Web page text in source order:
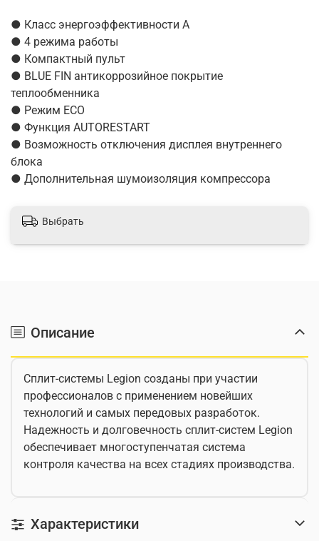
● Класс энергоэффективности A
● 4 режима работы
● Компактный пульт
● BLUE FIN антикоррозийное покрытие
теплообменника
● Режим ECO
● Функция AUTORESTART
● Возможность отключения дисплея внутреннего
блока
● Дополнительная шумоизоляция компрессора
Выбрать
Описание
Сплит-системы Legion созданы при участии
профессионалов с применением новейших
технологий и самых передовых разработок.
Надежность и долговечность сплит-систем Legion
обеспечивает многоступенчатая система
контроля качества на всех стадиях производства.
Характеристики